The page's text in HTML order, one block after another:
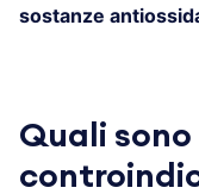
sostanze
Quali sono